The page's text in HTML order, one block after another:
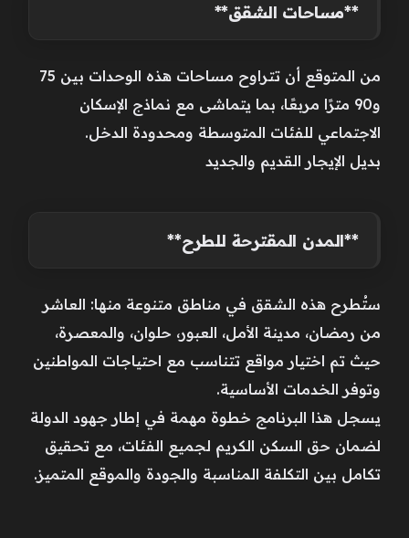
**مساحات الشقق**
من المتوقع أن تتراوح مساحات هذه الوحدات بين 75
و90 مترًا مربعًا، بما يتماشى مع نماذج الإسكان
الاجتماعي للفئات المتوسطة ومحدودة الدخل.
بديل الإيجار القديم والجديد
**المدن المقترحة للطرح**
ستُطرح هذه الشقق في مناطق متنوعة منها: العاشر
من رمضان، مدينة الأمل، العبور، حلوان، والمعصرة،
حيث تم اختيار مواقع تتناسب مع احتياجات المواطنين
وتوفر الخدمات الأساسية.
يسجل هذا البرنامج خطوة مهمة في إطار جهود الدولة
لضمان حق السكن الكريم لجميع الفئات، مع تحقيق
تكامل بين التكلفة المناسبة والجودة والموقع المتميز.